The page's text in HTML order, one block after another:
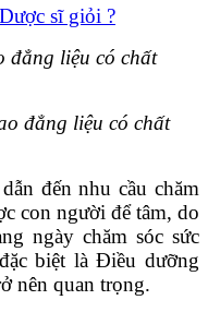
sĩ giỏi ?
đẳng liệu có chất
đến nhu cầu chăm
con người để tâm, do
ngày chăm sóc sức
biệt là Điều dưỡng
nên quan trọng.